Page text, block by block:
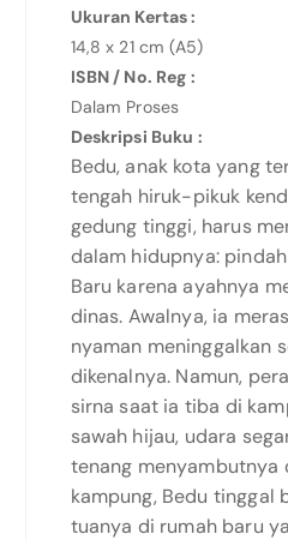
Ukuran Kertas :
14,8 x 21 cm (A5)
ISBN / No. Reg :
Dalam Proses
Deskripsi Buku :
Bedu, anak kota yang
tengah hiruk-pikuk
gedung tinggi, harus
dalam hidupnya:
Baru karena ayahnya
dinas. Awalnya, ia
nyaman meninggalkan
dikenalnya. Namun,
sirna saat ia tiba di
sawah hijau, udara
tenang menyambutnya
kampung, Bedu tinggal
tuanya di rumah baru